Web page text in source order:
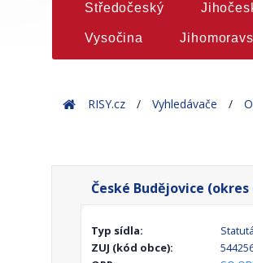
Středočeský
Vysočina
HomeRISY.cz Vyhledávače
České Budějovice
Typ sídla:
ZUJ (kód obce):